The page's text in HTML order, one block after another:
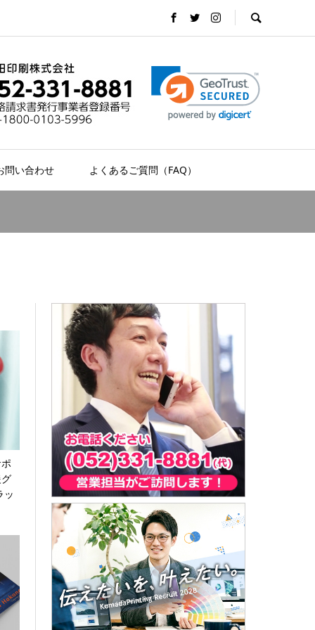
問い合わせ よくあるご質問（FAQ）
ッ